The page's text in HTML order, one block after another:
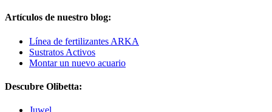
Artículos de nuestro blog:
Línea de fertilizantes ARKA
Sustratos Activos
Montar un nuevo acuario
Descubre Olibetta: